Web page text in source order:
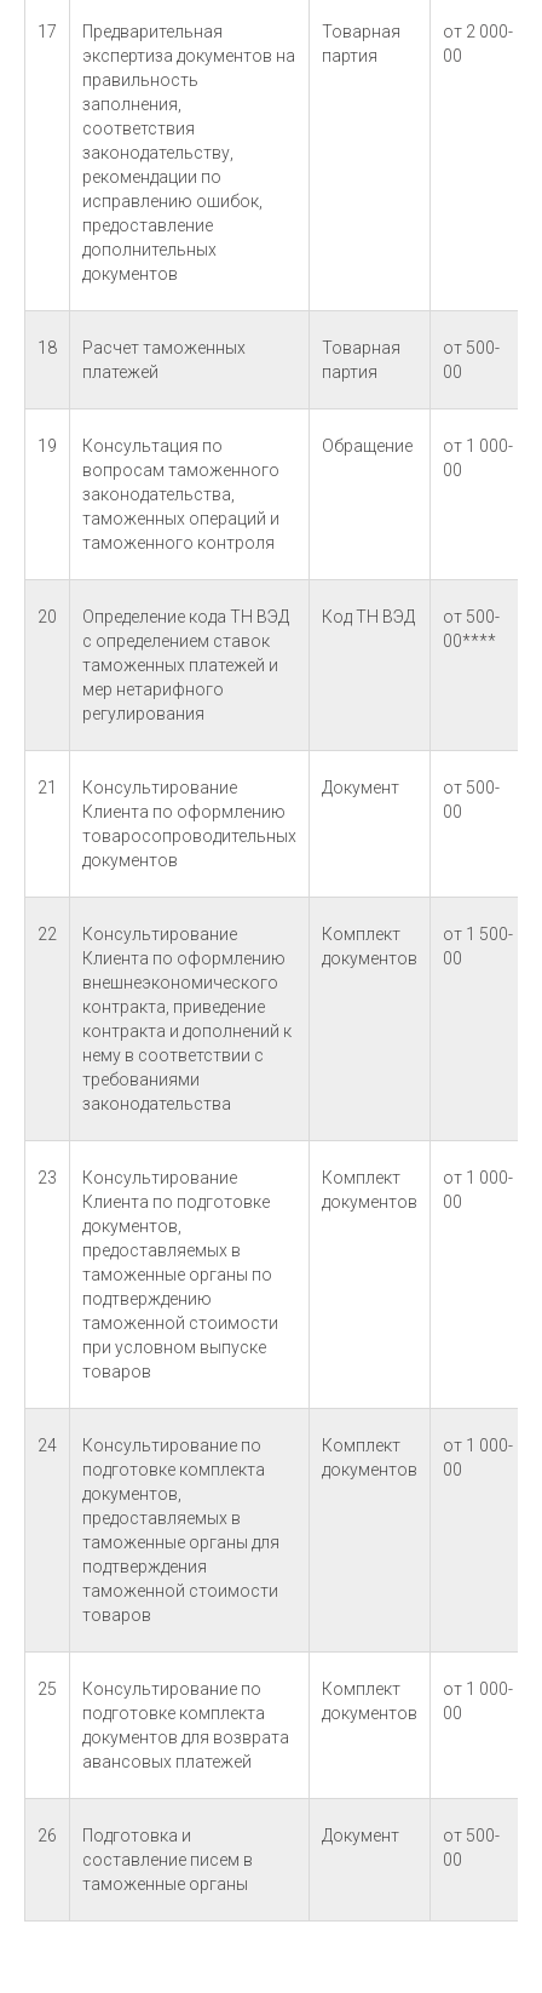
17
Предварительная
экспертиза документов на
правильность
заполнения,
соответствия
законодательству,
рекомендации по
исправлению ошибок,
предоставление
дополнительных
документов
Товарная
партия
от 2 000-
00
18
Расчет таможенных
платежей
Товарная
партия
от 500-
00
19
Консультация по
вопросам таможенного
законодательства,
таможенных операций и
таможенного контроля
Обращение
от 1 000-
00
20
Определение кода ТН ВЭД
с определением ставок
таможенных платежей и
мер нетарифного
регулирования
Код ТН ВЭД
от 500-
00****
21
Консультирование
Клиента по оформлению
товаросопроводительных
документов
Документ
от 500-
00
22
Консультирование
Клиента по оформлению
внешнеэкономического
контракта, приведение
контракта и дополнений к
нему в соответствии с
требованиями
законодательства
Комплект
документов
от 1 500-
00
23
Консультирование
Клиента по подготовке
документов,
предоставляемых в
таможенные органы по
подтверждению
таможенной стоимости
при условном выпуске
товаров
Комплект
документов
от 1 000-
00
24
Консультирование по
подготовке комплекта
документов,
предоставляемых в
таможенные органы для
подтверждения
таможенной стоимости
товаров
Комплект
документов
от 1 000-
00
25
Консультирование по
подготовке комплекта
документов для возврата
авансовых платежей
Комплект
документов
от 1 000-
00
26
Подготовка и
составление писем в
таможенные органы
Документ
от 500-
00